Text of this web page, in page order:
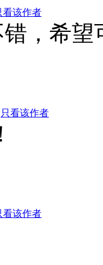
看该作者
，希望
只看该作者
看该作者